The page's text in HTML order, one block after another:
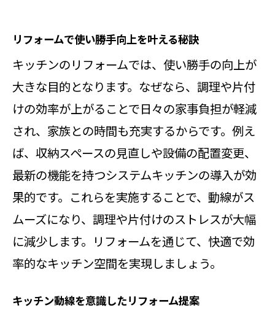
リフォームで使い勝手向上を叶える秘訣
キッチンのリフォームでは、使い勝手の向上が
大きな目的となります。なぜなら、調理や片付
けの効率が上がることで日々の家事負担が軽減
され、家族との時間も充実するからです。例え
ば、収納スペースの見直しや設備の配置変更、
最新の機能を持つシステムキッチンの導入が効
果的です。これらを実施することで、動線がス
ムーズになり、調理や片付けのストレスが大幅
に減少します。リフォームを通じて、快適で効
率的なキッチン空間を実現しましょう。
キッチン動線を意識したリフォーム提案